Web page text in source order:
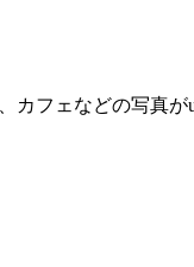
フェなどの写真が